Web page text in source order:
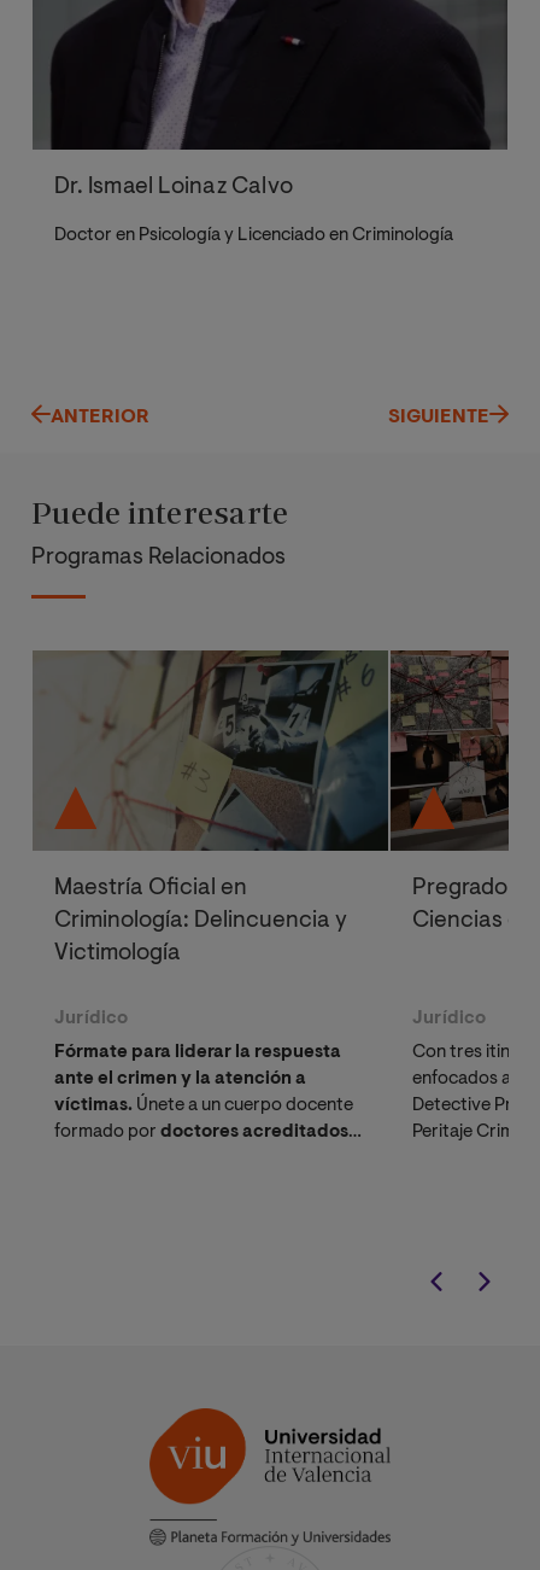
Dr. Ismael Loinaz Calvo
Doctor en Psicología y Licenciado en Criminología
ANTERIOR SIGUIENTE
Puede interesarte
Programas Relacionados
Maestría Oficial en
Criminología: Delincuencia y
Victimología
Jurídico
Fórmate para liderar la respuesta
ante el crimen y la atención a
víctimas. Únete a un cuerpo docente
formado pordoctores acreditados,
Pregrado
Ciencias de
Jurídico
Con tres
enfocados a la
Detective
Peritaje